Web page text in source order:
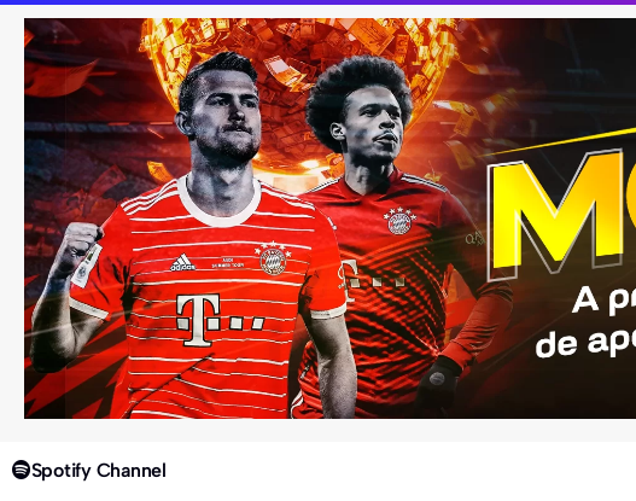
Spotify Channel